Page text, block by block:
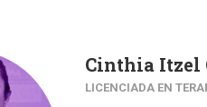
Cinthia Itzel
LICENCIADA EN